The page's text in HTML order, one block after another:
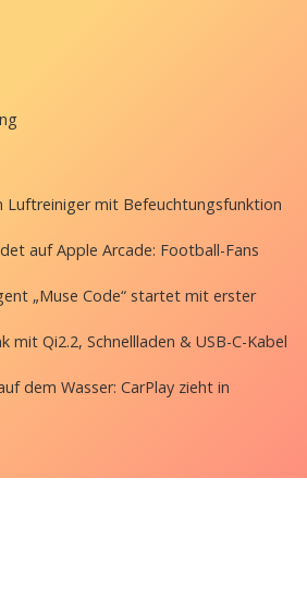
Luftreiniger mit Befeuchtungsfunktion
auf Apple Arcade: Football-Fans
„Muse Code“ startet mit erster
mit Qi2.2, Schnellladen & USB-C-Kabel
dem Wasser: CarPlay zieht in